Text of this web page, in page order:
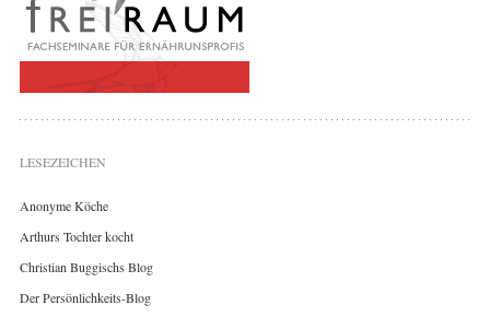
LESEZEICHEN
Anonyme Köche
Arthurs Tochter kocht
Christian Buggischs Blog
Der Persönlichkeits-Blog